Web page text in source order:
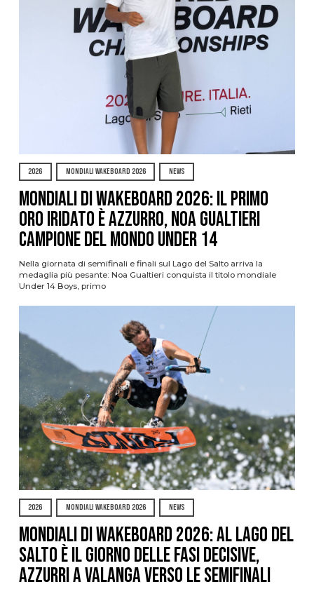
2026 MONDIALI WAKEBOARD 2026 NEWS
Mondiali di Wakeboard 2026: il primo
oro iridato è azzurro, Noa Gualtieri
campione del mondo Under 14
Nella giornata di semifinali e finali sul Lago del Salto arriva la
medaglia più pesante: Noa Gualtieri conquista il titolo mondiale
Under 14 Boys, primo
2026 MONDIALI WAKEBOARD 2026 NEWS
Mondiali di Wakeboard 2026: al Lago del
Salto è il giorno delle fasi decisive,
azzurri a valanga verso le semifinali